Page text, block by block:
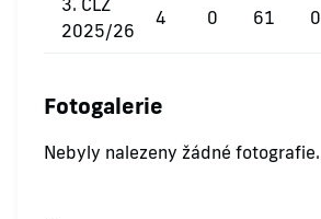
3. ČLŽ
2025/26
4 0 61 0
Fotogalerie
Nebyly nalezeny žádné fotografie.